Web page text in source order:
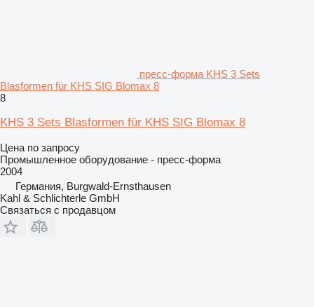
пресс-форма KHS 3 Sets
Blasformen für KHS SIG Blomax 8
8
KHS 3 Sets Blasformen für KHS SIG Blomax 8
Цена по запросу
Промышленное оборудование - пресс-форма
2004
Германия, Burgwald-Ernsthausen
Kahl & Schlichterle GmbH
Связаться с продавцом